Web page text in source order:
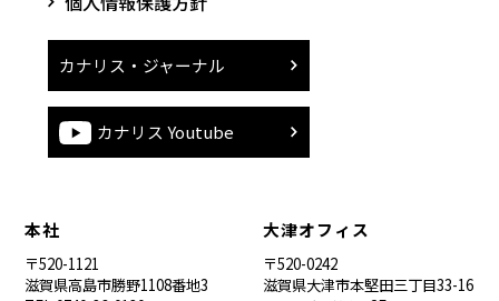
カナリス・ジャーナル
カナリス Youtube
本社
〒520-1121
滋賀県高島市勝野1108番地3
大津オフィス
〒520-0242
滋賀県大津市本堅田三丁目33-16